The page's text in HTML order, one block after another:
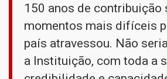
150 anos de contribuição
momentos mais difíceis
país atravessou. Não
a Instituição, com toda a